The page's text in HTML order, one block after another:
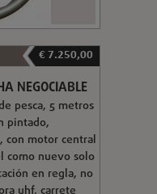
€ 7.250,00
NEGOCIABLE
pesca, 5 metros
pintado,
con motor central
como nuevo solo
en regla, no